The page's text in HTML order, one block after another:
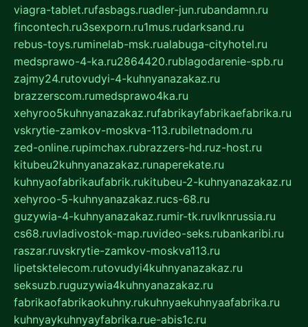
viagra-tablet.rufasbags.ruadler-jun.rubandamn.ru
fincontech.ru3sexporn.ru1mus.rudarksand.ru
rebus-toys.ruminelab-msk.rualabuga-cityhotel.ru
medsprawo-4-ka.ru2864420.rublagodarenie-spb.ru
zajmy24.rutovudyi-4-kuhnyanazakaz.ru
brazzerscom.rumedsprawo4ka.ru
xehyroo5kuhnyanazakaz.rufabrikayfabrikaefabrika.ru
vskrytie-zamkov-moskva-113.rubiletnadom.ru
zed-online.rupimchax.rubrazzers-hd.ruz-host.ru
kitubeu2kuhnyanazakaz.runaperekate.ru
kuhnyaofabrikaufabrik.rukitubeu-2-kuhnyanazakaz.ru
xehyroo-5-kuhnyanazakaz.rucs-68.ru
guzywia-4-kuhnyanazakaz.rumir-tk.ruvlknrussia.ru
cs68.ruvladivostok-map.ruvideo-seks.rubankaribi.ru
raszar.ruvskrytie-zamkov-moskva113.ru
lipetsktelecom.rutovudyi4kuhnyanazakaz.ru
seksuzb.ruguzywia4kuhnyanazakaz.ru
fabrikaofabrikaokuhny.rukuhnyaekuhnyaafabrika.ru
kuhnyaykuhnyayfabrika.rue-abis1c.ru